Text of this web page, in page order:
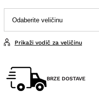
Prikaži vodič za veličinu
BRZE DOSTAVE